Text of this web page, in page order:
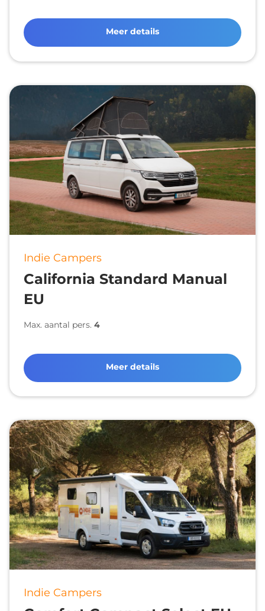
Meer details
Indie Campers
California Standard Manual
EU
Max. aantal pers. 4
Meer details
Indie Campers